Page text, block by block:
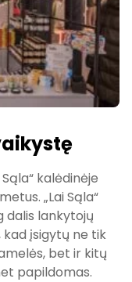
kalėdinėje
„Lai Sąla“
dalis lankytojų
įsigytų ne tik
bet ir kitų
papildomas.